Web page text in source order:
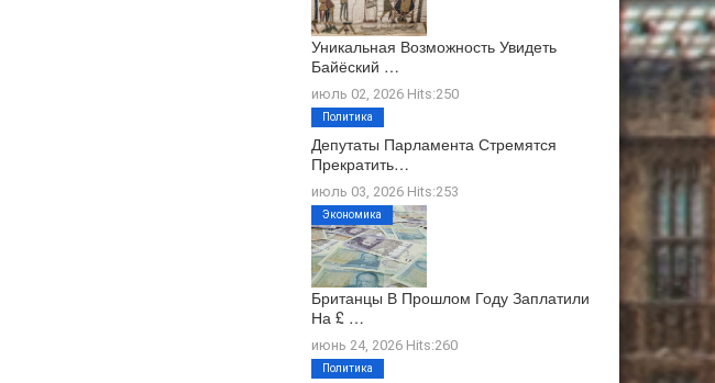
Уникальная Возможность Увидеть
Байёский …
июль 02, 2026 Hits:250
Депутаты Парламента Стремятся
Прекратить…
июль 03, 2026 Hits:253
Политика
Британцы В Прошлом Году Заплатили
На £ …
июнь 24, 2026 Hits:260
Экономика
Политика